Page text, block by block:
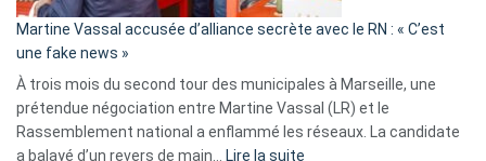
Algérie
Martine Vassal accusée d’alliance secrète avec le RN : « C’est
une fake news »
À trois mois du second tour des municipales à Marseille, une
prétendue négociation entre Martine Vassal (LR) et le
Rassemblement national a enflammé les réseaux. La candidate
a balayé d’un revers de main… Lire la suite